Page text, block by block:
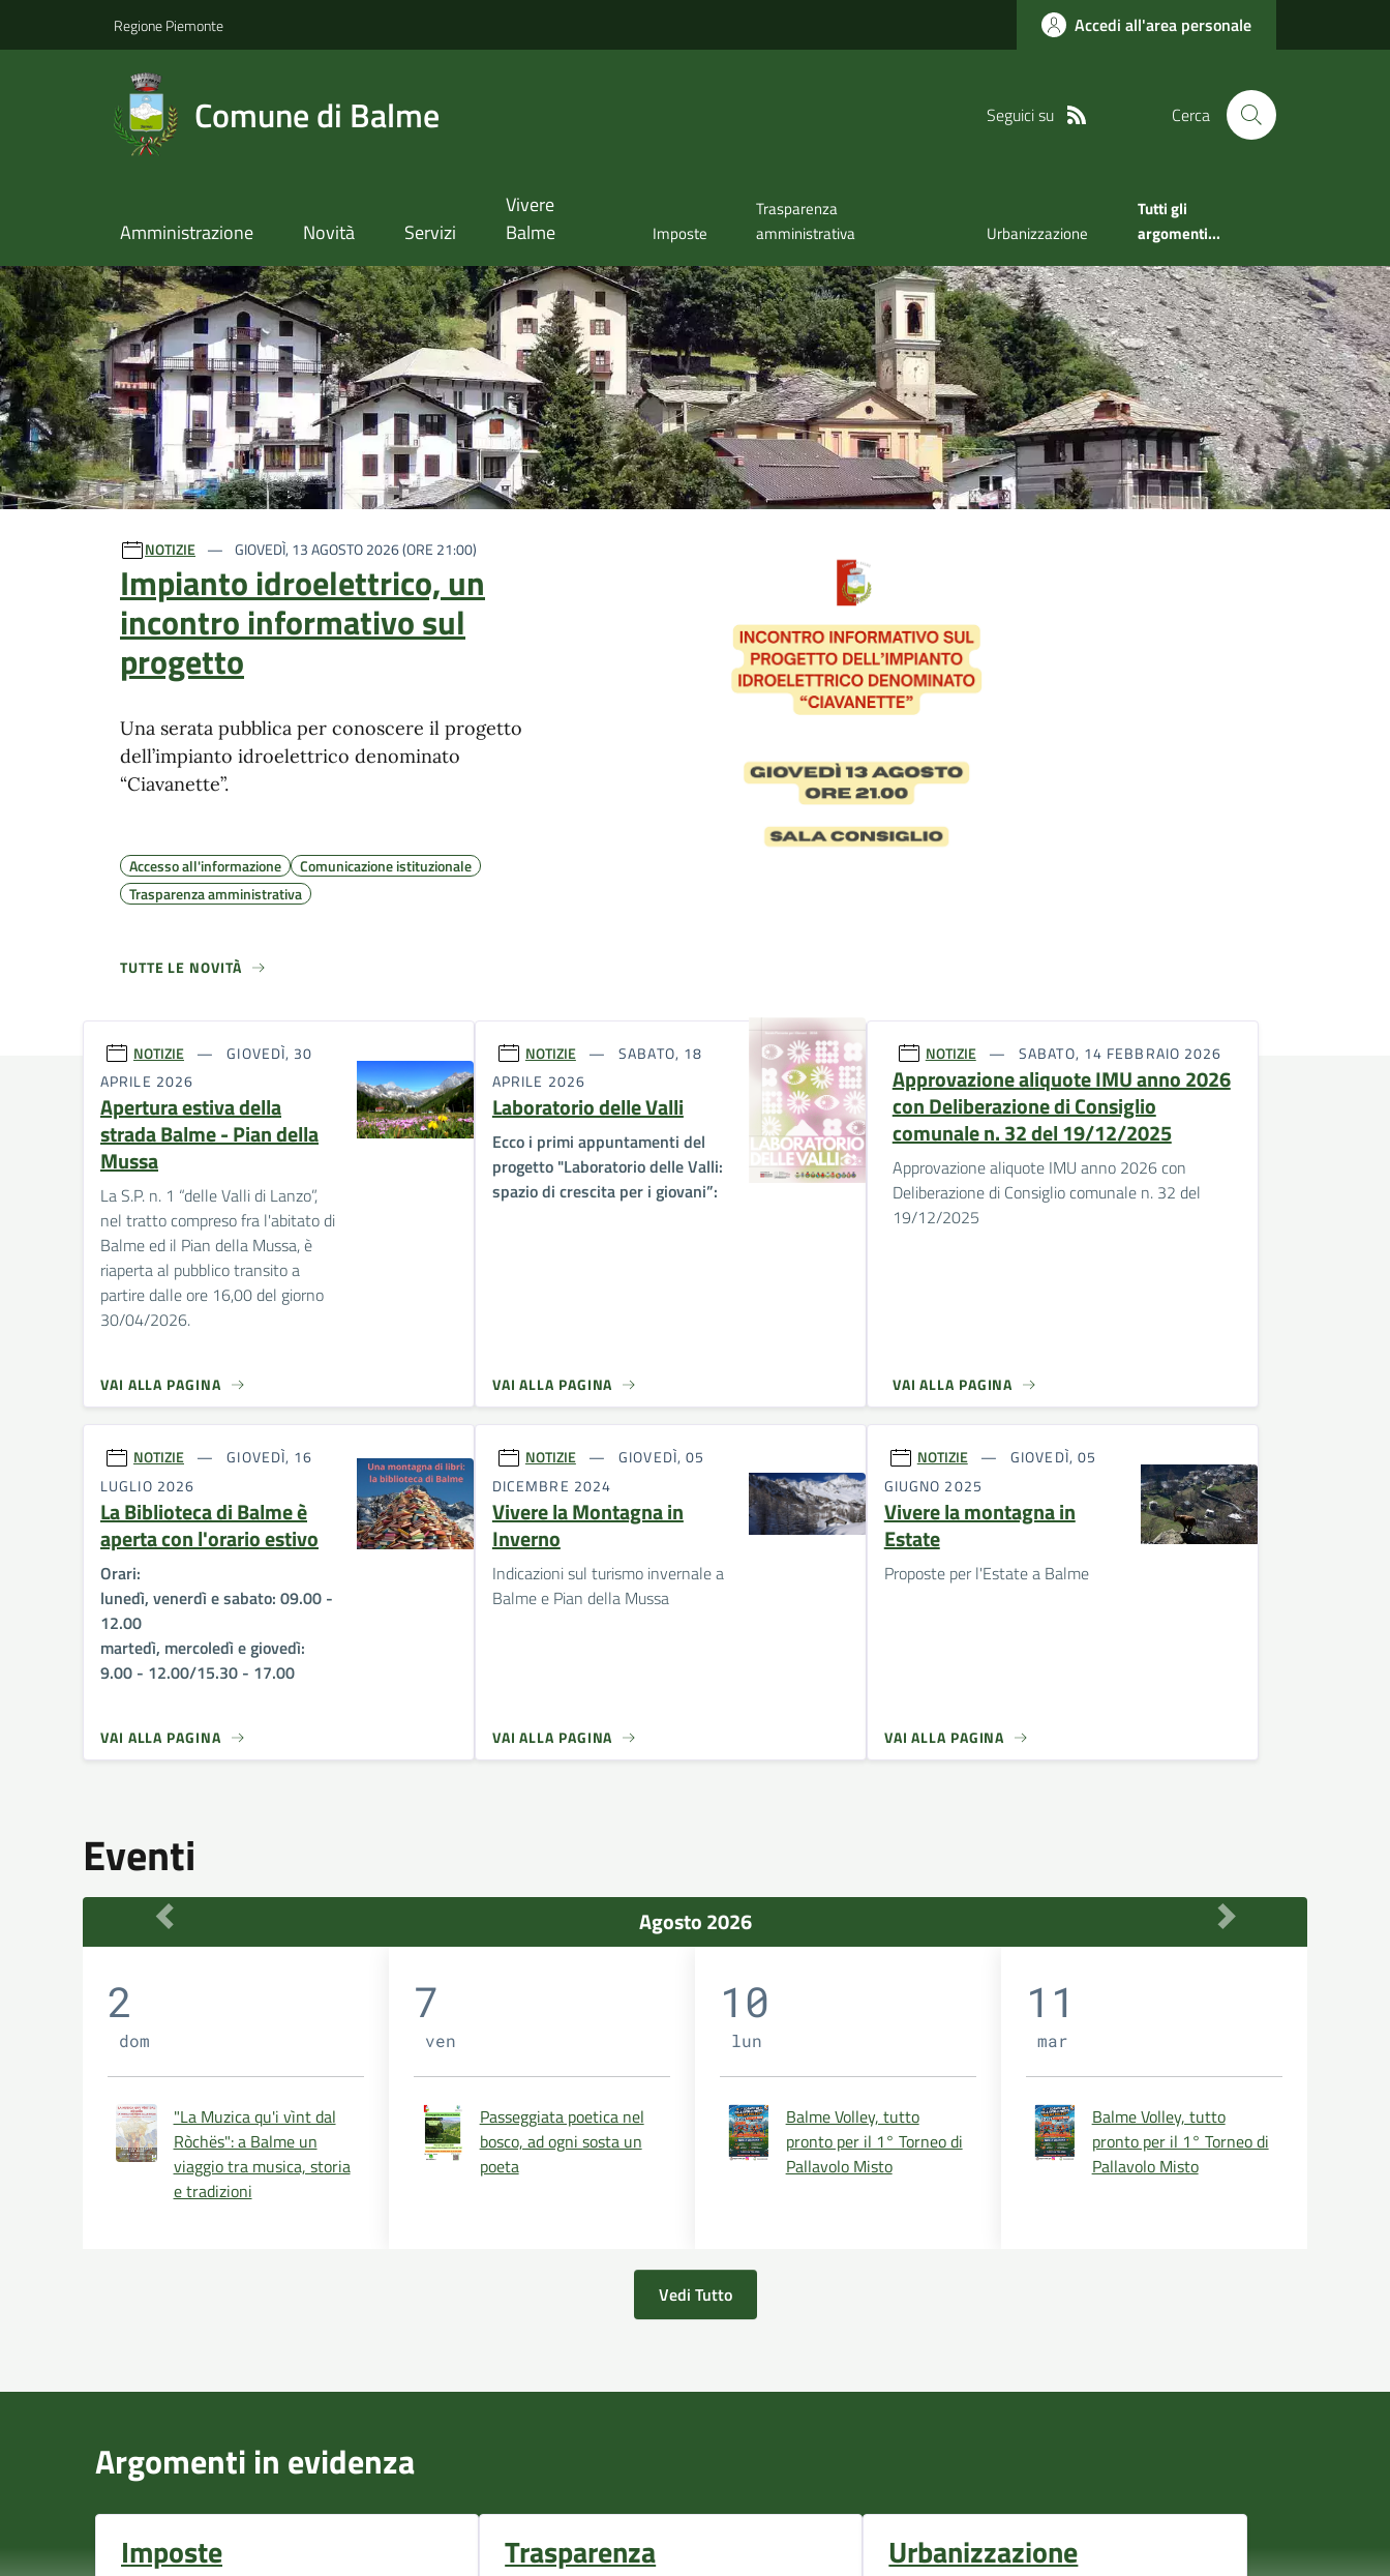
Regione Piemonte Accedi all'area personale
Comune di Balme Seguici su Cerca
Amministrazione Novità Servizi
Vivere
Balme
Imposte
Trasparenza
amministrativa
Urbanizzazione
Tutti gli
argomenti...
Ultime notizie
NOTIZIE GIOVEDÌ, 13 AGOSTO 2026 (ORE 21:00)
Impianto idroelettrico, un
incontro informativo sul
progetto
Una serata pubblica per conoscere il progetto
dell’impianto idroelettrico denominato
“Ciavanette”.
Accesso all'informazione
Comunicazione istituzionale
Trasparenza amministrativa
TUTTE LE NOVITÀ
NOTIZIE
GIOVEDÌ, 30
APRILE 2026
Apertura estiva della
strada Balme - Pian della
Mussa
La S.P. n. 1 “delle Valli di Lanzo”,
nel tratto compreso fra l'abitato di
Balme ed il Pian della Mussa, è
riaperta al pubblico transito a
partire dalle ore 16,00 del giorno
30/04/2026.
VAI ALLA PAGINA
NOTIZIE
SABATO, 18
APRILE 2026
Laboratorio delle Valli
Ecco i primi appuntamenti del
progetto "Laboratorio delle Valli:
spazio di crescita per i giovani”:
VAI ALLA PAGINA
NOTIZIE SABATO, 14 FEBBRAIO 2026
Approvazione aliquote IMU anno 2026
con Deliberazione di Consiglio
comunale n. 32 del 19/12/2025
Approvazione aliquote IMU anno 2026 con
Deliberazione di Consiglio comunale n. 32 del
19/12/2025
VAI ALLA PAGINA
NOTIZIE
GIOVEDÌ, 16
LUGLIO 2026
La Biblioteca di Balme è
aperta con l'orario estivo
Orari:
lunedì, venerdì e sabato: 09.00 -
12.00
martedì, mercoledì e giovedì:
9.00 - 12.00/15.30 - 17.00
VAI ALLA PAGINA
NOTIZIE
GIOVEDÌ, 05
DICEMBRE 2024
Vivere la Montagna in
Inverno
Indicazioni sul turismo invernale a
Balme e Pian della Mussa
VAI ALLA PAGINA
NOTIZIE
GIOVEDÌ, 05
GIUGNO 2025
Vivere la montagna in
Estate
Proposte per l'Estate a Balme
VAI ALLA PAGINA
Eventi
Agosto 2026
2
dom
"La Muzica qu'i vìnt dal
Ròchës": a Balme un
viaggio tra musica, storia
e tradizioni
7
ven
Passeggiata poetica nel
bosco, ad ogni sosta un
poeta
10
lun
Balme Volley, tutto
pronto per il 1° Torneo di
Pallavolo Misto
11
mar
Balme Volley, tutto
pronto per il 1° Torneo di
Pallavolo Misto
Vedi Tutto
Argomenti in evidenza
Imposte
Trasparenza
Urbanizzazione